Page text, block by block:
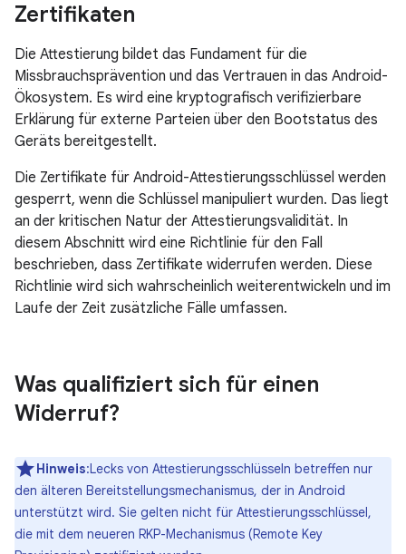
Zertifikaten
Die Attestierung bildet das Fundament für die
Missbrauchsprävention und das Vertrauen in das Android-
Ökosystem. Es wird eine kryptografisch verifizierbare
Erklärung für externe Parteien über den Bootstatus des
Geräts bereitgestellt.
Die Zertifikate für Android-Attestierungsschlüssel werden
gesperrt, wenn die Schlüssel manipuliert wurden. Das liegt
an der kritischen Natur der Attestierungsvalidität. In
diesem Abschnitt wird eine Richtlinie für den Fall
beschrieben, dass Zertifikate widerrufen werden. Diese
Richtlinie wird sich wahrscheinlich weiterentwickeln und im
Laufe der Zeit zusätzliche Fälle umfassen.
Was qualifiziert sich für einen
Widerruf?
Hinweis:Lecks von Attestierungsschlüsseln betreffen nur
den älteren Bereitstellungsmechanismus, der in Android
unterstützt wird. Sie gelten nicht für Attestierungsschlüssel,
die mit dem neueren RKP-Mechanismus (Remote Key